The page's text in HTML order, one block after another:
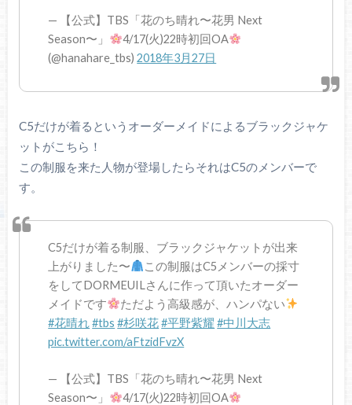
— 【公式】TBS「花のち晴れ〜花男 Next
Season〜」
4/17(火)22時初回OA
(@hanahare_tbs)2018年3月27日
C5だけが着るというオーダーメイドによるブラックジャケ
ットがこちら！
この制服を来た人物が登場したらそれはC5のメンバーで
す。
C5だけが着る制服、ブラックジャケットが出来
上がりました〜
この制服はC5メンバーの採寸
をしてDORMEUILさんに作って頂いたオーダー
メイドです
ただよう高級感が、ハンパない
#花晴れ#tbs #杉咲花#平野紫耀 #中川大志
pic.twitter.com/aFtzidFvzX
— 【公式】TBS「花のち晴れ〜花男 Next
Season〜」
4/17(火)22時初回OA